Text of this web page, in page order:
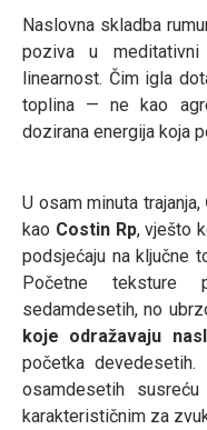
Naslovna skladba
poziva u
linearnost. Čim igla
toplina — ne kao
dozirana energija koja
U osam minuta trajanja,
kao Costin Rp, vješto
podsjećaju na ključne
Početne teksture
sedamdesetih, no
koje odražavaju
početka
osamdesetih
karakterističnim za